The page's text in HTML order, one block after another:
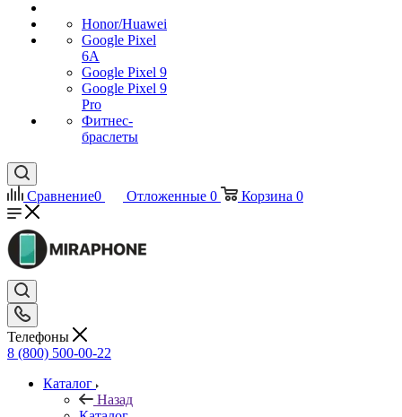
Honor/Huawei
Google Pixel
6A
Google Pixel 9
Google Pixel 9
Pro
Фитнес-
браслеты
Сравнение0 Отложенные 0 Корзина 0
Телефоны
8 (800) 500-00-22
Каталог
Назад